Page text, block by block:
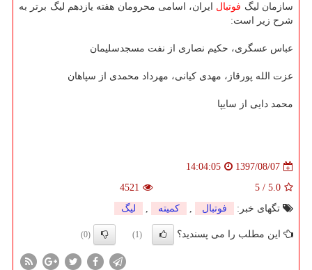
سازمان لیگ فوتبال ایران، اسامی محرومان هفته یازدهم لیگ برتر به
شرح زیر است: ‏
عباس عسگری، حكیم نصاری از نفت مسجدسلیمان
عزت الله پورقاز، مهدی كیانی، مهرداد محمدی از سپاهان
محمد دایی از سایپا
1397/08/07
14:04:05
5.0
/
5
4521
تگهای خبر:
فوتبال , كمیته , لیگ
این مطلب را می پسندید؟ (1)
(0)